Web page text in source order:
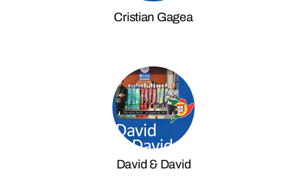
Cristian Gagea
David & David